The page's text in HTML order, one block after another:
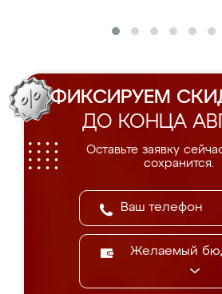
ФИКСИРУЕМ
ДО КОНЦА
Оставьте заявку
сохранится.
Желаемый